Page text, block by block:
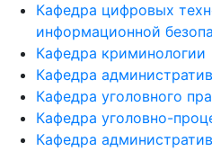
Кафедра цифровых
информационной
Кафедра криминологии
Кафедра
Кафедра уголовного
Кафедра уголовно-
Кафедра